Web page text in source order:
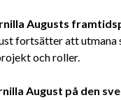
Augusts
fortsätter att utmana
och roller.
August på den